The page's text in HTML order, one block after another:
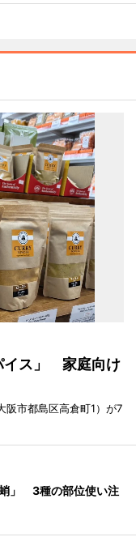
イス」 家庭向け
阪市都島区高倉町1）が7
」 3種の部位使い注